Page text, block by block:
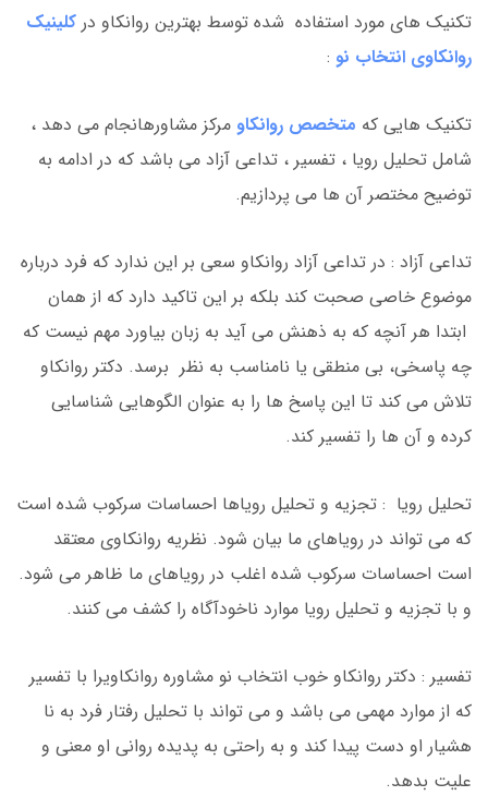
تکنیک های مورد استفاده شده توسط بهترین روانکاو در کلینیک
روانکاوی انتخاب نو :
تکنیک هایی که متخصص روانکاو مرکز مشاورهانجام می دهد ،
شامل تحلیل رویا ، تفسیر ، تداعی آزاد می باشد که در ادامه به
توضیح مختصر آن ها می پردازیم.
تداعی آزاد : در تداعی آزاد روانکاو سعی بر این ندارد که فرد درباره
موضوع خاصی صحبت کند بلکه بر این تاکید دارد که از همان
ابتدا هر آنچه که به ذهنش می آید به زبان بیاورد مهم نیست که
چه پاسخی، بی منطقی یا نامناسب به نظر برسد. دکتر روانکاو
تلاش می کند تا این پاسخ ها را به عنوان الگوهایی شناسایی
کرده و آن ها را تفسیر کند.
تحلیل رویا : تجزیه و تحلیل رویاها احساسات سرکوب شده است
که می تواند در رویاهای ما بیان شود. نظریه روانکاوی معتقد
است احساسات سرکوب شده اغلب در رویاهای ما ظاهر می شود.
و با تجزیه و تحلیل رویا موارد ناخودآگاه را کشف می کنند.
تفسیر : دکتر روانکاو خوب انتخاب نو مشاوره روانکاویرا با تفسیر
که از موارد مهمی می باشد و می تواند با تحلیل رفتار فرد به نا
هشیار او دست پیدا کند و به راحتی به پدیده روانی او معنی و
علیت بدهد.